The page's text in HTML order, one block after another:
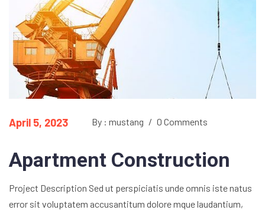
April 5, 2023 By : mustang / 0 Comments
Apartment Construction
Project Description Sed ut perspiciatis unde omnis iste natus
error sit voluptatem accusantitum dolore mque laudantium,